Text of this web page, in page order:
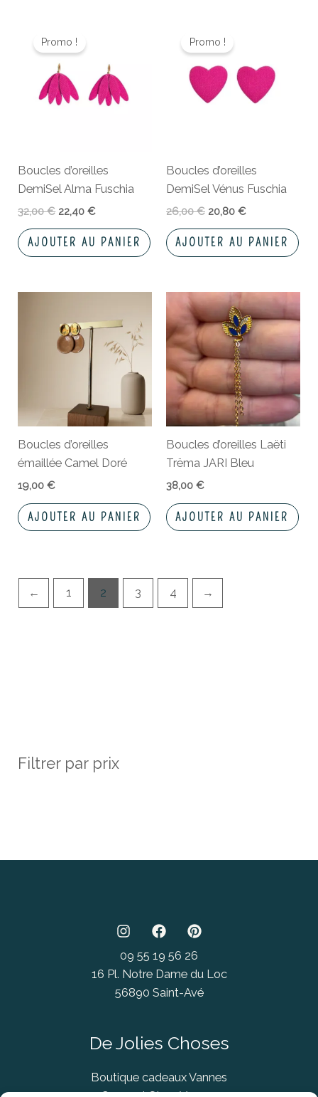
Filtrer par prix
Promo !
Boucles d’oreilles
DemiSel Alma Fuschia
32,00€
prix
initial
était :
32,00 €.
22,40€
est :
22,40 €.
AJOUTER AU PANIER
Promo !
Boucles d’oreilles
DemiSel Vénus Fuschia
26,00€
prix
initial
était :
26,00 €.
20,80 €
est :
20,80 €.
AJOUTER AU PANIER
Boucles d’oreilles
émaillée Camel Doré
19,00€
AJOUTER AU PANIER
Boucles d’oreilles Laëti
Trëma JARI Bleu
38,00 €
AJOUTER AU PANIER
← 1 2 3 4 →
09 55 19 56 26
16 Pl. Notre Dame du Loc
56890 Saint-Avé
De Jolies Choses
Boutique cadeaux Vannes